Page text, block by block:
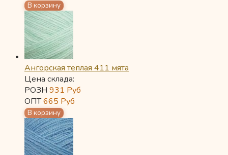
Ангорская теплая 411 мята
Цена склада:
РОЗН 931 Руб
ОПТ665 Руб